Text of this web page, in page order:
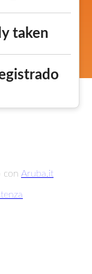
taken
con Aruba.it